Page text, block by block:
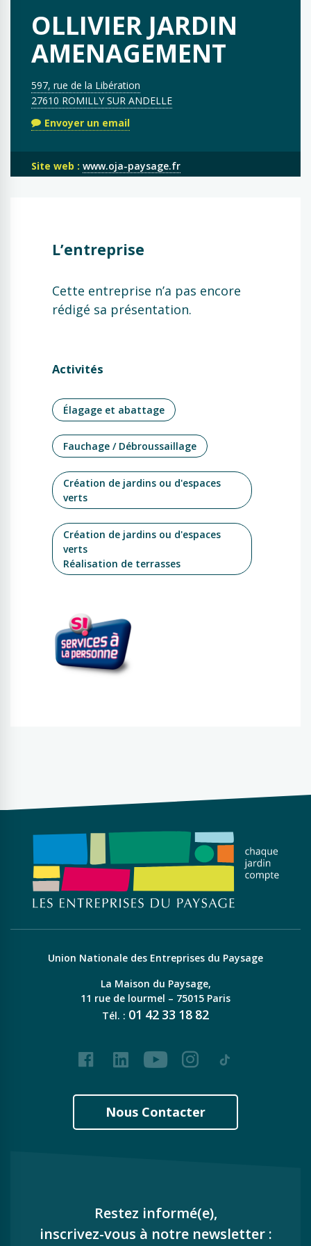
OLLIVIER JARDIN
AMENAGEMENT
597, rue de la Libération
27610 ROMILLY SUR ANDELLE
Envoyer un email
Site web : www.oja-paysage.fr
L’entreprise
Cette entreprise n’a pas encore
rédigé sa présentation.
Activités
Élagage et abattage
Fauchage / Débroussaillage
Création de jardins ou d'espaces
verts
Création de jardins ou d'espaces
verts
Réalisation de terrasses
Union Nationale des Entreprises du Paysage
La Maison du Paysage,
11 rue de lourmel – 75015 Paris
Tél. : 01 42 33 18 82
FacebookLinkedInYoutubeInstagram
Tiktok
Nous Contacter
Restez informé(e),
inscrivez-vous à notre newsletter :